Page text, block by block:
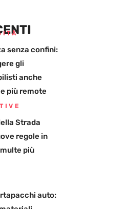
senza confini:
gli
anche
più remote
Strada
regole in
più
auto: